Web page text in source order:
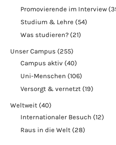
Promovierende im Interview
Studium & Lehre (54)
Was studieren? (21)
Unser Campus (255)
Campus aktiv (40)
Uni-Menschen (106)
Versorgt & vernetzt (19)
Weltweit (40)
Internationaler Besuch (12)
Raus in die Welt (28)